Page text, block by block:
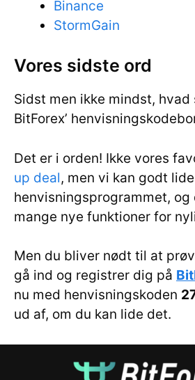
Binance
StormGain
Vores sidste ord
Sidst men ikke mindst, hvad
BitForex’
Det er i orden! Ikke vores
up deal, men vi kan godt lide
henvisningsprogrammet,
mange nye funktioner for
Men du bliver nødt til at
gå ind og registrer dig på
nu med henvisningskoden
ud af, om du kan lide det.